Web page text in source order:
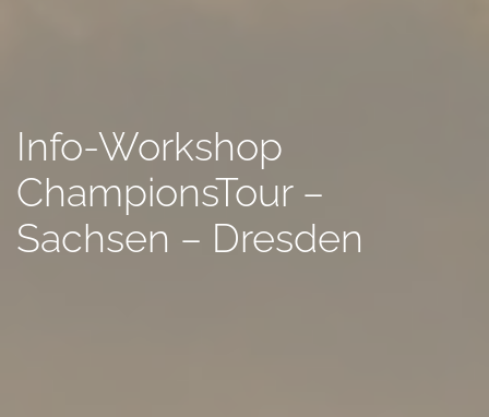
Info-Workshop
ChampionsTour –
Sachsen – Dresden